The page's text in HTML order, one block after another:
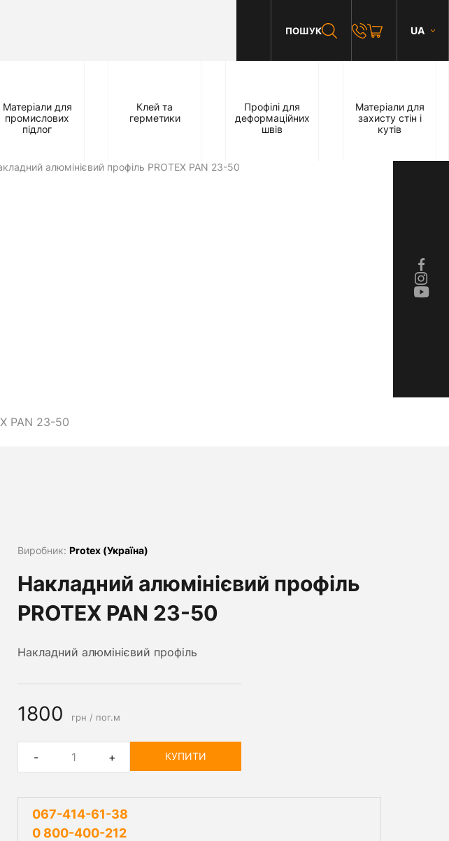
ПОШУК UA
Матеріали для
промислових
підлог
Клей та
герметики
Профілі для
деформаційних
швів
Матеріали для
захисту стін і
кутів
PAN 23-50
Виробник: Protex (Україна)
Накладний алюмінієвий профіль
PROTEX PAN 23-50
Накладний алюмінієвий профіль
1800 грн / пог.м
- + КУПИТИ
067-414-61-38
0 800-400-212